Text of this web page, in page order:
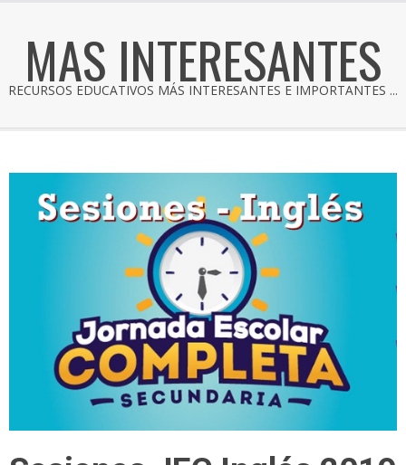
MAS INTERESANTES
RECURSOS EDUCATIVOS MÁS INTERESANTES E IMPORTANTES ...